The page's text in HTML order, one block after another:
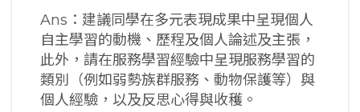
Ans：建議同學在多元表現成果中呈現個人
自主學習的動機、歷程及個人論述及主張，
此外，請在服務學習經驗中呈現服務學習的
類別（例如弱勢族群服務、動物保護等）與
個人經驗，以及反思心得與收穫。